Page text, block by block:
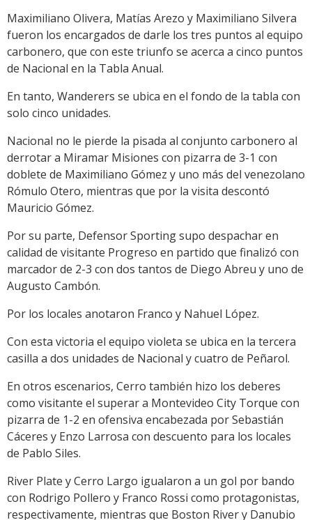
Maximiliano Olivera, Matías Arezo y Maximiliano Silvera
fueron los encargados de darle los tres puntos al equipo
carbonero, que con este triunfo se acerca a cinco puntos
de Nacional en la Tabla Anual.
En tanto, Wanderers se ubica en el fondo de la tabla con
solo cinco unidades.
Nacional no le pierde la pisada al conjunto carbonero al
derrotar a Miramar Misiones con pizarra de 3-1 con
doblete de Maximiliano Gómez y uno más del venezolano
Rómulo Otero, mientras que por la visita descontó
Mauricio Gómez.
Por su parte, Defensor Sporting supo despachar en
calidad de visitante Progreso en partido que finalizó con
marcador de 2-3 con dos tantos de Diego Abreu y uno de
Augusto Cambón.
Por los locales anotaron Franco y Nahuel López.
Con esta victoria el equipo violeta se ubica en la tercera
casilla a dos unidades de Nacional y cuatro de Peñarol.
En otros escenarios, Cerro también hizo los deberes
como visitante el superar a Montevideo City Torque con
pizarra de 1-2 en ofensiva encabezada por Sebastián
Cáceres y Enzo Larrosa con descuento para los locales
de Pablo Siles.
River Plate y Cerro Largo igualaron a un gol por bando
con Rodrigo Pollero y Franco Rossi como protagonistas,
respectivamente, mientras que Boston River y Danubio